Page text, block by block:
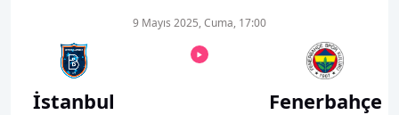
İstanbul
9 Mayıs 2025, Cuma, 17:00
Fenerbahçe